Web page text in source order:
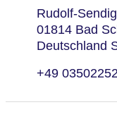
Rudolf-
01814 Bad
Deutschland
+49